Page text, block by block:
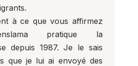
à ce que vous affirmez
pratique la
depuis 1987. Je le sais
que je lui ai envoyé des